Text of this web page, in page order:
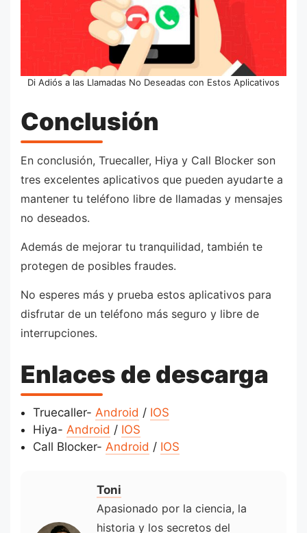
Di Adiós a las Llamadas No Deseadas con Estos Aplicativos
Conclusión
En conclusión, Truecaller, Hiya y Call Blocker son
tres excelentes aplicativos que pueden ayudarte a
mantener tu teléfono libre de llamadas y mensajes
no deseados.
Además de mejorar tu tranquilidad, también te
protegen de posibles fraudes.
No esperes más y prueba estos aplicativos para
disfrutar de un teléfono más seguro y libre de
interrupciones.
Enlaces de descarga
Truecaller- Android / IOS
Hiya- Android / IOS
Call Blocker- Android / IOS
Toni
Apasionado por la ciencia, la
historia y los secretos del